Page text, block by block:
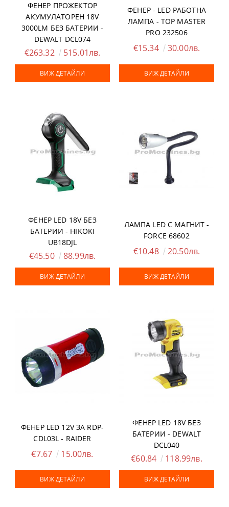
ФЕНЕР ПРОЖЕКТОР
АКУМУЛАТОРЕН 18V
3000LM БЕЗ БАТЕРИИ -
DEWALT DCL074
€263.32 515.01лв.
ВИЖ ДЕТАЙЛИ
ФЕНЕР - LED РАБОТНА
ЛАМПА - TOP MASTER
PRO 232506
€15.34 30.00лв.
ВИЖ ДЕТАЙЛИ
ФЕНЕР LED 18V БЕЗ
БАТЕРИИ - HIKOKI
UB18DJL
€45.50 88.99лв.
ВИЖ ДЕТАЙЛИ
ЛАМПА LED С МАГНИТ -
FORCE 68602
€10.48 20.50лв.
ВИЖ ДЕТАЙЛИ
ФЕНЕР LED 12V ЗА RDP-
CDL03L - RAIDER
€7.67 15.00лв.
ВИЖ ДЕТАЙЛИ
ФЕНЕР LED 18V БЕЗ
БАТЕРИИ - DEWALT
DCL040
€60.84 118.99лв.
ВИЖ ДЕТАЙЛИ